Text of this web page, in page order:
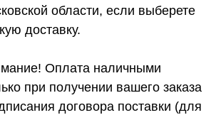
области, если выберете
доставку.
Оплата наличными
при получении вашего заказа
договора поставки (для